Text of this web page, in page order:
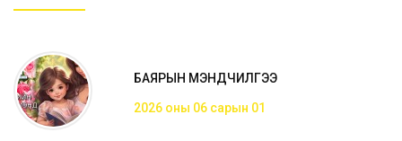
БАЯРЫН МЭНДЧИЛГЭЭ
2026 оны 06 сарын 01